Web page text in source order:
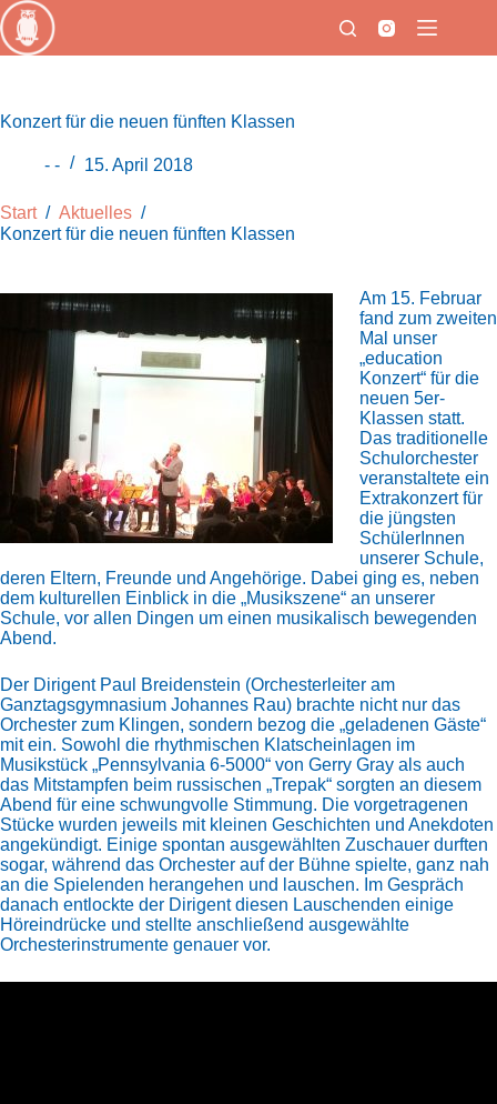
Zum
Inhalt
springen
Konzert für die neuen fünften Klassen
- - 15. April 2018
Start / Aktuelles /
Konzert für die neuen fünften Klassen
Am 15. Februar
fand zum zweiten
Mal unser
„education
Konzert“ für die
neuen 5er-
Klassen statt.
Das traditionelle
Schulorchester
veranstaltete ein
Extrakonzert für
die jüngsten
SchülerInnen
unserer Schule,
deren Eltern, Freunde und Angehörige. Dabei ging es, neben
dem kulturellen Einblick in die „Musikszene“ an unserer
Schule, vor allen Dingen um einen musikalisch bewegenden
Abend.
Der Dirigent Paul Breidenstein (Orchesterleiter am
Ganztagsgymnasium Johannes Rau) brachte nicht nur das
Orchester zum Klingen, sondern bezog die „geladenen Gäste“
mit ein. Sowohl die rhythmischen Klatscheinlagen im
Musikstück „Pennsylvania 6-5000“ von Gerry Gray als auch
das Mitstampfen beim russischen „Trepak“ sorgten an diesem
Abend für eine schwungvolle Stimmung. Die vorgetragenen
Stücke wurden jeweils mit kleinen Geschichten und Anekdoten
angekündigt. Einige spontan ausgewählten Zuschauer durften
sogar, während das Orchester auf der Bühne spielte, ganz nah
an die Spielenden herangehen und lauschen. Im Gespräch
danach entlockte der Dirigent diesen Lauschenden einige
Höreindrücke und stellte anschließend ausgewählte
Orchesterinstrumente genauer vor.